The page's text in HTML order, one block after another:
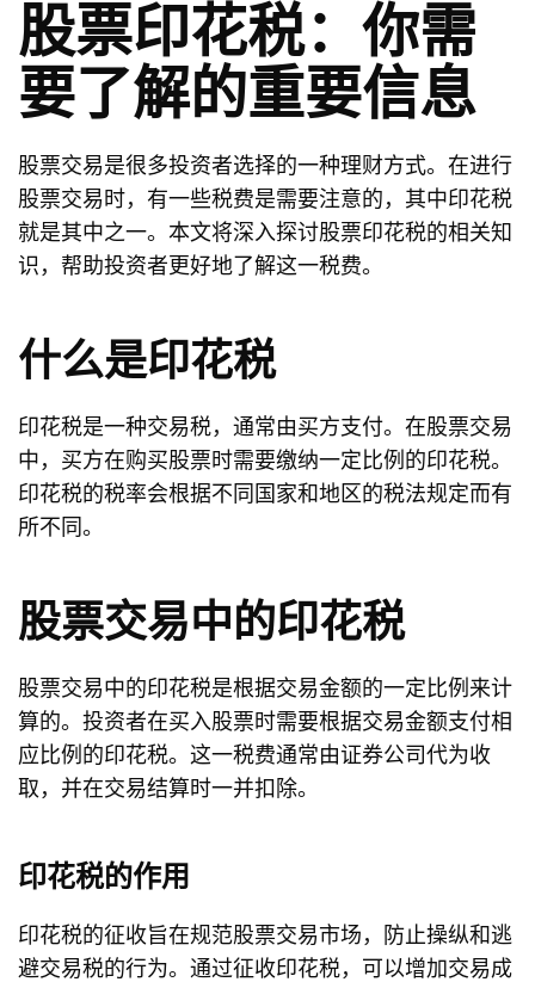
股票印花税：你需
要了解的重要信息
股票交易是很多投资者选择的一种理财方式。在进行
股票交易时，有一些税费是需要注意的，其中印花税
就是其中之一。本文将深入探讨股票印花税的相关知
识，帮助投资者更好地了解这一税费。
什么是印花税
印花税是一种交易税，通常由买方支付。在股票交易
中，买方在购买股票时需要缴纳一定比例的印花税。
印花税的税率会根据不同国家和地区的税法规定而有
所不同。
股票交易中的印花税
股票交易中的印花税是根据交易金额的一定比例来计
算的。投资者在买入股票时需要根据交易金额支付相
应比例的印花税。这一税费通常由证券公司代为收
取，并在交易结算时一并扣除。
印花税的作用
印花税的征收旨在规范股票交易市场，防止操纵和逃
避交易税的行为。通过征收印花税，可以增加交易成